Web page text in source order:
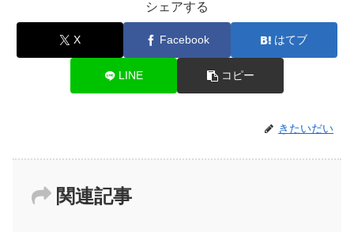
シェアする
X Facebook はてブ
LINE コピー
きたいだい
関連記事